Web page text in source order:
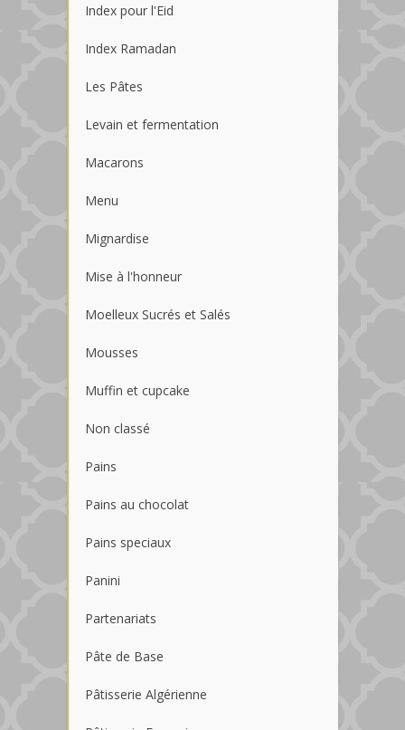
Index pour l'Eid
Index Ramadan
Les Pâtes
Levain et fermentation
Macarons
Menu
Mignardise
Mise à l'honneur
Moelleux Sucrés et Salés
Mousses
Muffin et cupcake
Non classé
Pains
Pains au chocolat
Pains speciaux
Panini
Partenariats
Pâte de Base
Pâtisserie Algérienne